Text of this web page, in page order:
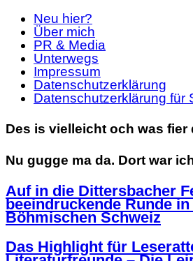
Neu hier?
Über mich
PR & Media
Unterwegs
Impressum
Datenschutzerklärung
Datenschutzerklärung für
Des is vielleicht och was fier
Nu gugge ma da. Dort war
Auf in die Dittersbacher
beeindruckende Runde
Böhmischen Schweiz
Das Highlight für